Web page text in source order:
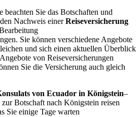
beachten Sie das Botschaften und
Nachweis einerReiseversicherung
Sie können verschiedene Angebote
und sich einen aktuellen Überblick
von Reiseversicherungen
Sie die Versicherung auch gleich
von Ecuador in Königstein–
Botschaft nach Königstein reisen
Sie einige Tage warten